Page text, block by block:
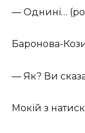
— Однині…
Баронова-
— Як? Ви
Мокій з